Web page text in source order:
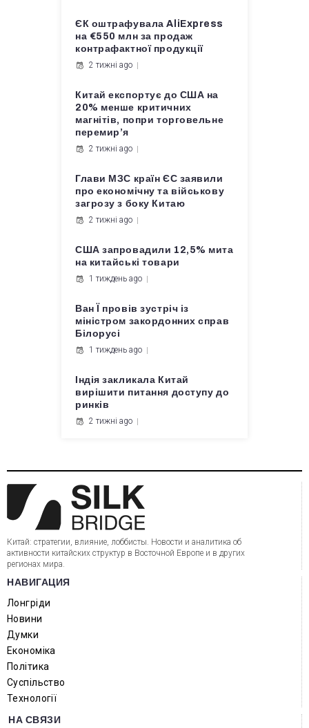
ЄК оштрафувала AliExpress
на €550 млн за продаж
контрафактної продукції
2 тижні ago
Китай експортує до США на
20% менше критичних
магнітів, попри торговельне
перемир’я
2 тижні ago
Глави МЗС країн ЄС заявили
про економічну та військову
загрозу з боку Китаю
2 тижні ago
США запровадили 12,5% мита
на китайські товари
1 тиждень ago
Ван Ї провів зустріч із
міністром закордонних справ
Білорусі
1 тиждень ago
Індія закликала Китай
вирішити питання доступу до
ринків
2 тижні ago
Китай: стратегии, влияние, лоббисты. Новости и аналитика об
активности китайских структур в Восточной Европе и в других
регионах мира.
НАВИГАЦИЯ
Лонгріди
Новини
Думки
Економіка
Політика
Суспільство
Технології
НА СВЯЗИ